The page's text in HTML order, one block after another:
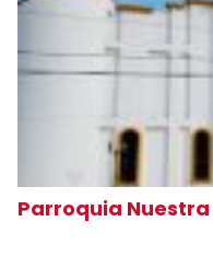
Parroquia